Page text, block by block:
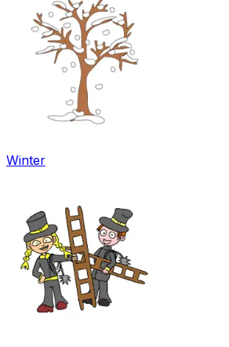
Winter